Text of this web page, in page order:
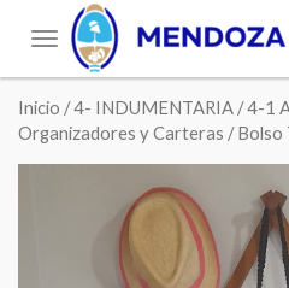
Toggle
navigation
Inicio /4- INDUMENTARIA /4-1
Organizadores y Carteras / Bolso